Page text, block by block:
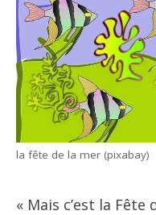
la fête de la mer (pixabay)
« Mais c’est la